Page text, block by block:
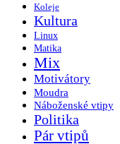
Koleje
Kultura
Linux
Matika
Mix
Motivátory
Moudra
Náboženské vtipy
Politika
Pár vtipů